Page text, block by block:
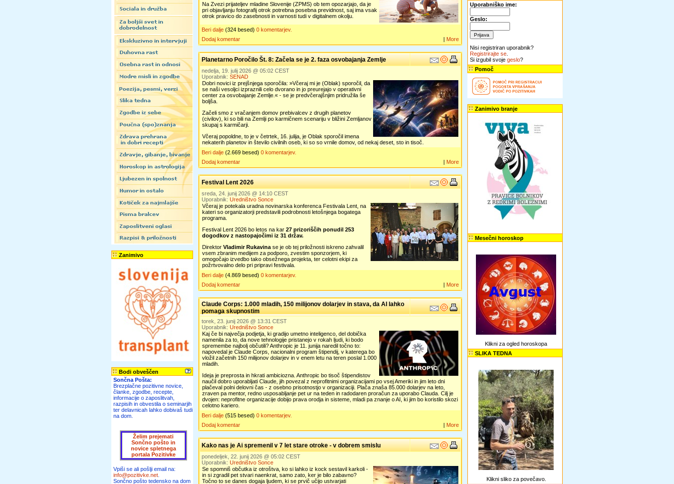
Zanimivo
Bodi obveščen
Sončna Pošta:
Brezplačne pozitivne novice,
članke, zgodbe, recepte,
informacije o zaposlitvah,
razpisih in obvestila o seminarjih
ter delavnicah lahko dobivaš tudi
na dom.
Želim prejemati
Sončno pošto in
novice spletnega
portala Pozitivke
Vpiši se ali pošlji email na:
info@pozitivke.net
Sončno pošto tedensko na dom
Na Zvezi prijateljev mladine Slovenije (ZPMS) ob tem opozarjajo, da je
pri objavljanju fotografij otrok potrebna posebna previdnost, saj ima vsak
otrok pravico do zasebnosti in varnosti tudi v digitalnem okolju.
Beri dalje (324 besed) 0 komentarjev.
Dodaj komentar
| More
Planetarno Poročilo Št. 8: Začela se je 2. faza osvobajanja Zemlje
nedelja, 19. julij 2026 @ 05:02 CEST
Uporabnik: SENAD
Dobri novici iz prejšnjega sporočila: »Včeraj mi je (Oblak) sporočil, da
se naši vesoljci izpraznili celo dvorano in jo preurejajo v operativni
center za osvobajanje Zemlje.« - se je predvčerajšnjim pridružila še
boljša.
Začeli smo z vračanjem domov prebivalcev z drugih planetov
(civilov), ki so bili na Zemlji po karmičnem scenariju v bližini Zemljanov
skupaj s karmičarji.
Včeraj popoldne, to je v četrtek, 16. julija, je Oblak sporočil imena
nekaterih planetov in število civilnih oseb, ki so so vrnile domov, od nekaj deset, sto in tisoč.
Beri dalje (2.669 besed) 0 komentarjev.
Dodaj komentar
| More
Festival Lent 2026
sreda, 24. junij 2026 @ 14:10 CEST
Uporabnik: Uredništvo Sonce
Včeraj je potekala uradna novinarska konferenca Festivala Lent, na
kateri so organizatorji predstavili podrobnosti letošnjega bogatega
programa.
Festival Lent 2026 bo letos na kar 27 prizoriščih ponudil 253
dogodkov z nastopajočimi iz 31 držav.
Direktor Vladimir Rukavina se je ob tej priložnosti iskreno zahvalil
vsem zbranim medijem za podporo, zvestim sponzorjem, ki
omogočajo izvedbo tako obsežnega projekta, ter celotni ekipi za
požrtvovalno delo pri pripravi festivala.
Beri dalje (4.869 besed) 0 komentarjev.
Dodaj komentar
| More
Claude Corps: 1.000 mladih, 150 milijonov dolarjev in stava, da AI lahko
pomaga skupnostim
torek, 23. junij 2026 @ 13:31 CEST
Uporabnik: Uredništvo Sonce
Kaj če bi največja podjetja, ki gradijo umetno inteligenco, del dobička
namenila za to, da nove tehnologije pristanejo v rokah ljudi, ki bodo
spremembe najbolj občutili? Anthropic je 11. junija naredil točno to:
napovedal je Claude Corps, nacionalni program štipendij, v katerega bo
vložil začetnih 150 milijonov dolarjev in v enem letu na teren poslal 1.000
mladih.
Ideja je preprosta in hkrati ambiciozna. Anthropic bo tisoč štipendistov
naučil dobro uporabljati Claude, jih povezal z neprofitnimi organizacijami po vsej Ameriki in jim leto dni
plačeval polni delovni čas - z osebno prisotnostjo v organizaciji. Plača znaša 85.000 dolarjev na leto,
zraven pa mentor, redno usposabljanje pet ur na teden in radodaren proračun za uporabo Clauda. Cilj je
dvojen: neprofitne organizacije dobijo prava orodja in sisteme, mladi pa znanje o AI, ki jim bo koristilo skozi
celotno kariero.
Beri dalje (515 besed) 0 komentarjev.
Dodaj komentar
| More
Kako nas je Ai spremenil v 7 let stare otroke - v dobrem smislu
ponedeljek, 22. junij 2026 @ 05:02 CEST
Uporabnik: Uredništvo Sonce
Se spomniš občutka iz otroštva, ko si lahko iz kock sestavil karkoli -
in si zgradil pet stvari naenkrat, samo zato, ker je bilo zabavno?
Točno to se danes dogaja ljudem, ki se prvič učijo ustvarjati
Uporabniško ime:
Geslo:
Nisi registriran uporabnik?
Registrirajte se
Si izgubil svoje geslo?
Pomoč
Zanimivo branje
Mesečni horoskop
Klikni za ogled horoskopa
SLIKA TEDNA
Klikni sliko za povečavo.